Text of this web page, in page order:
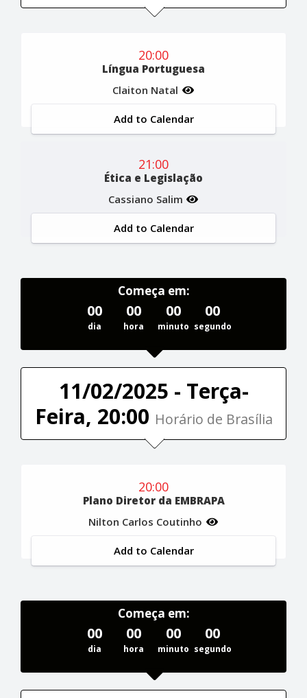
20:00
Língua Portuguesa
Claiton Natal
Add to Calendar
21:00
Ética e Legislação
Cassiano Salim
Add to Calendar
Começa em:
00
dia
00
hora
00
minuto
00
segundo
11/02/2025 - Terça-
Feira, 20:00 Horário de Brasília
20:00
Plano Diretor da EMBRAPA
Nilton Carlos Coutinho
Add to Calendar
Começa em:
00
dia
00
hora
00
minuto
00
segundo